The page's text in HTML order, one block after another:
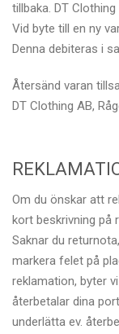
tillbaka. DT
Vid byte till en ny
Denna debiteras i
Återsänd varan
DT Clothing AB,
Om du önskar att
kort beskrivning på
Saknar du
markera felet på
reklamation, byter
återbetalar dina
underlätta ev.